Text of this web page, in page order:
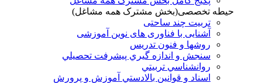
حیطه تخصصی(بخش مشترک همه مشاغل)
تربیت چند ساحتی
آشنایی با فناوری های نوین آموزشی
روشها و فنون تدريس
سنجش و اندازه گيري پيشرفت تحصيلي
روانشناسي تربيتي
اسناد و قوانين بالادستي آموزش و پرورش